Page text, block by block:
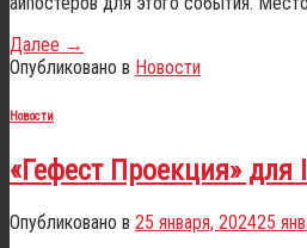
Далее →
Опубликовано в Новости
Новости
«Гефест Проекция»
Опубликовано в 25 января, 202425